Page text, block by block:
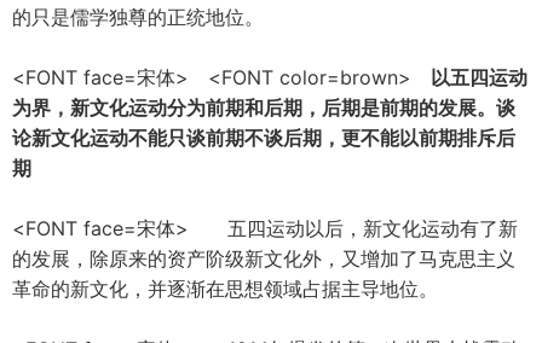
的只是儒学独尊的正统地位。
<FONT face=宋体> <FONT color=brown> 以五四运动
为界，新文化运动分为前期和后期，后期是前期的发展。谈
论新文化运动不能只谈前期不谈后期，更不能以前期排斥后
期
<FONT face=宋体> 五四运动以后，新文化运动有了新
的发展，除原来的资产阶级新文化外，又增加了马克思主义
革命的新文化，并逐渐在思想领域占据主导地位。